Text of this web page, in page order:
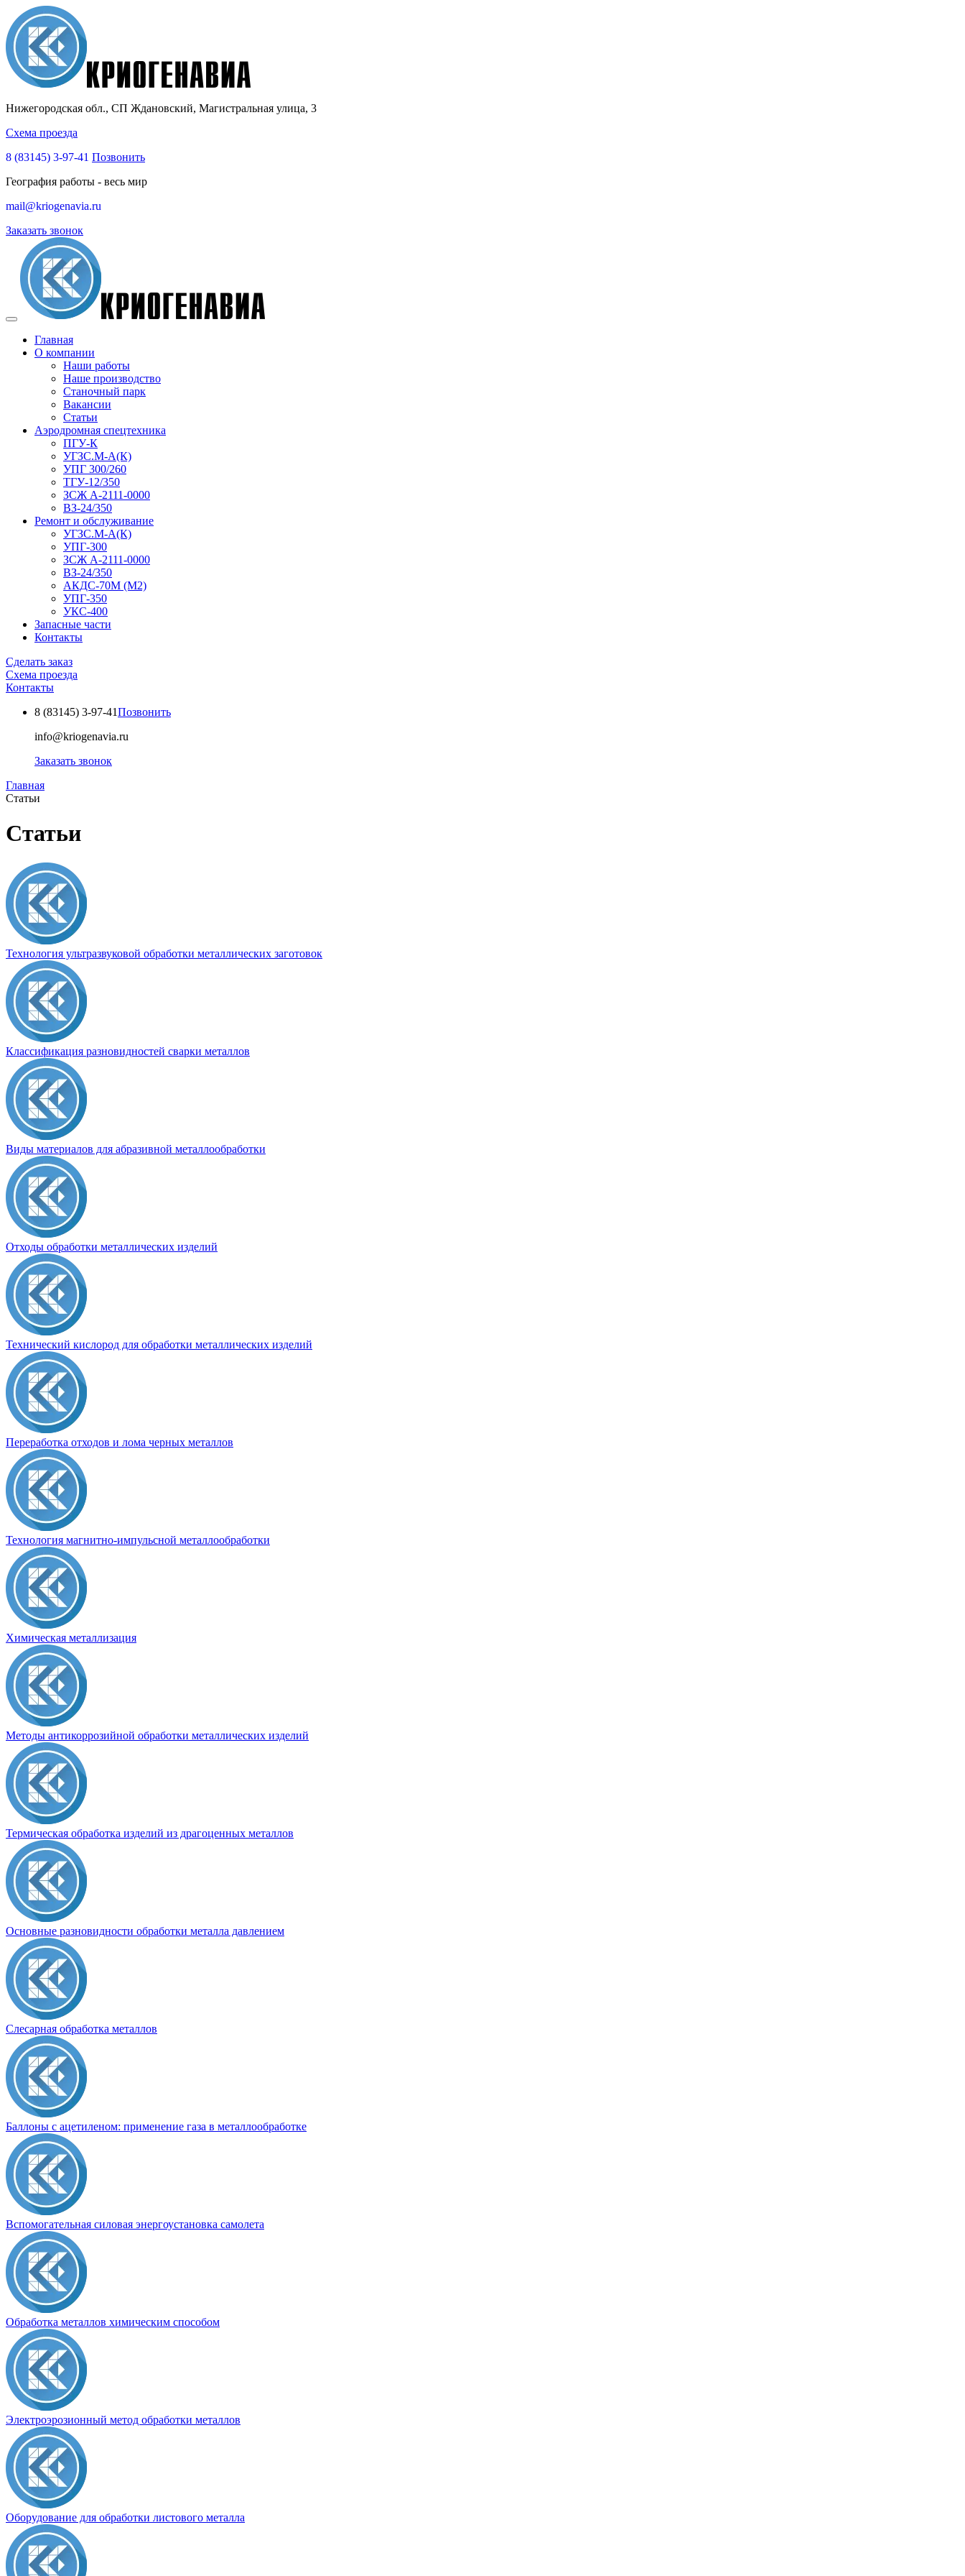
Нижегородская обл., СП Ждановский, Магистральная улица, 3
Схема проезда
8 (83145) 3-97-41 Позвонить
География работы - весь мир
mail@kriogenavia.ru
Заказать звонок
Главная
О компании
Наши работы
Наше производство
Станочный парк
Вакансии
Статьи
Аэродромная спецтехника
ПГУ-К
УГЗС.М-А(К)
УПГ 300/260
ТГУ-12/350
ЗСЖ А-2111-0000
ВЗ-24/350
Ремонт и обслуживание
УГЗС.М-А(К)
УПГ-300
ЗСЖ А-2111-0000
ВЗ-24/350
АКДС-70М (М2)
УПГ-350
УКС-400
Запасные части
Контакты
Сделать заказ
Схема проезда
Контакты
8 (83145) 3-97-41Позвонить
info@kriogenavia.ru
Заказать звонок
Главная
Статьи
Статьи
Технология ультразвуковой обработки металлических заготовок
Классификация разновидностей сварки металлов
Виды материалов для абразивной металлообработки
Отходы обработки металлических изделий
Технический кислород для обработки металлических изделий
Переработка отходов и лома черных металлов
Технология магнитно-импульсной металлообработки
Химическая металлизация
Методы антикоррозийной обработки металлических изделий
Термическая обработка изделий из драгоценных металлов
Основные разновидности обработки металла давлением
Слесарная обработка металлов
Баллоны с ацетиленом: применение газа в металлообработке
Вспомогательная силовая энергоустановка самолета
Обработка металлов химическим способом
Электроэрозионный метод обработки металлов
Оборудование для обработки листового металла